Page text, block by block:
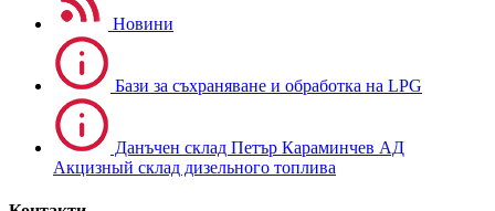
Новини
Бази за съхраняване и обработка на LPG
Данъчен склад Петър Караминчев АД
Акцизный склад дизельного топлива